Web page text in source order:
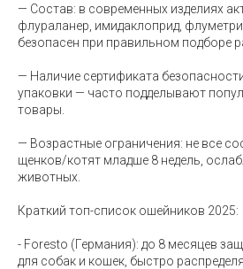
— Состав: в современных изделиях
флураланер, имидаклоприд,
безопасен при правильном подборе
— Наличие сертификата
упаковки — часто подделывают
товары.
— Возрастные ограничения: не все
щенков/котят младше 8 недель,
животных.
Краткий топ-список ошейников 2025:
- Foresto (Германия): до 8 месяцев
для собак и кошек, быстро